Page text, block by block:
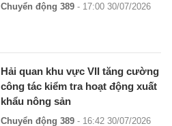
Chuyển động 389 - 17:00 30/07/2026
Hải quan khu vực VII tăng cường
công tác kiểm tra hoạt động xuất
khẩu nông sản
Chuyển động 389 - 16:42 30/07/2026